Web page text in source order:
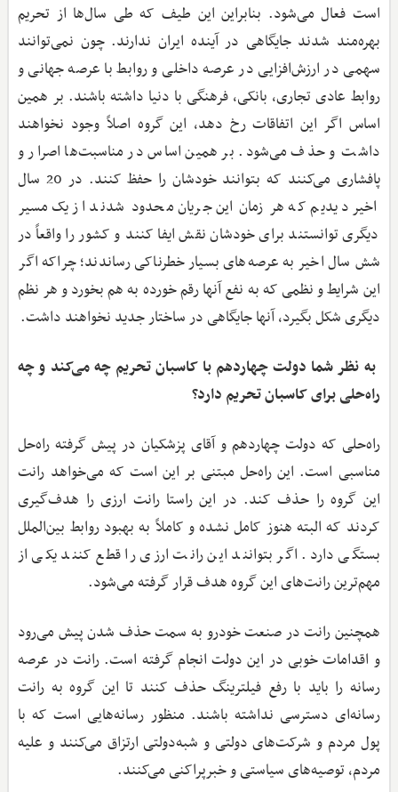
است فعال می‌شود. بنابراین این طیف که طی سال‌ها از تحریم
بهره‌مند شدند جایگاهی در آینده ایران ندارند. چون نمی‌توانند
سهمی در ارزش‌افزایی در عرصه داخلی و روابط با عرصه جهانی و
روابط عادی تجاری، بانکی، فرهنگی با دنیا داشته باشند. بر همین
اساس اگر این اتفاقات رخ دهد، این گروه اصلاً وجود نخواهند
داشت و حذف می‌شود. بر همین اساس در مناسبت‌ها اصرار و
پافشاری می‌کنند که بتوانند خودشان را حفظ کنند. در 20 سال
اخیر دیدیم که هر زمان این جریان محدود شدند از یک مسیر
دیگری توانستند برای خودشان نقش ایفا کنند و کشور را واقعاً در
شش سال اخیر به عرصه‌های بسیار خطرناکی رساندند؛ چراکه اگر
این شرایط و نظمی که به نفع آنها رقم خورده به هم بخورد و هر نظم
دیگری شکل بگیرد، آنها جایگاهی در ساختار جدید نخواهند داشت.
‌ به نظر شما دولت چهاردهم با کاسبان تحریم چه می‌کند و چه
راه‌حلی برای کاسبان تحریم دارد؟
راه‌حلی که دولت چهاردهم و آقای پزشکیان در پیش گرفته راه‌حل
مناسبی است. این راه‌حل مبتنی بر این است که می‌خواهد رانت
این گروه را حذف کند. در این راستا رانت ارزی را هدف‌گیری
کردند که البته هنوز کامل نشده و کاملاً به بهبود روابط بین‌الملل
بستگی دارد. اگر بتوانند این رانت ارزی را قطع کنند یکی از
مهم‌ترین رانت‌های این گروه هدف قرار گرفته می‌شود.
همچنین رانت در صنعت خودرو به سمت حذف شدن پیش می‌رود
و اقدامات خوبی در این دولت انجام گرفته است. رانت در عرصه
رسانه را باید با رفع فیلترینگ حذف کنند تا این گروه به رانت
رسانه‌ای دسترسی نداشته باشند. منظور رسانه‌هایی است که با
پول مردم و شرکت‌های دولتی و شبه‌دولتی ارتزاق می‌کنند و علیه
مردم، توصیه‌های سیاستی و خبرپراکنی می‌کنند.